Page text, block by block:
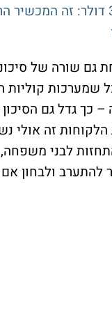
גם שורה של
שמערכות קוליות
– כך גדל גם
זה אולי
לבני
להתערב ולבחון